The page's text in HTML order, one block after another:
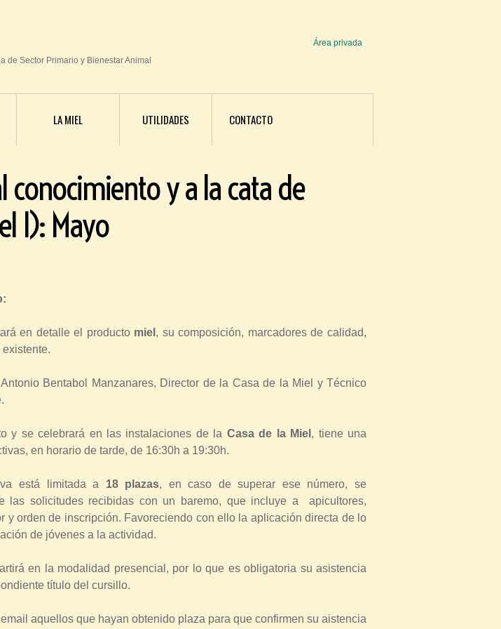
de Sector Primario y Bienestar Animal
e
Área privada
LA MIEL UTILIDADES CONTACTO
conocimiento y a la cata de
I): Mayo
en detalle el producto miel , su composición, marcadores de calidad,
Bentabol Manzanares, Director de la Casa de la Miel y Técnico
y se celebrará en las instalaciones de la Casa de la Miel , tiene una
en horario de tarde, de 16:30h a 19:30h.
está limitada a 18 plazas, en caso de superar ese número, se
las solicitudes recibidas con un baremo, que incluye a apicultores,
y orden de inscripción. Favoreciendo con ello la aplicación directa de lo
de jóvenes a la actividad.
en la modalidad presencial, por lo que es obligatoria su asistencia
título del cursillo.
aquellos que hayan obtenido plaza para que confirmen su aistencia